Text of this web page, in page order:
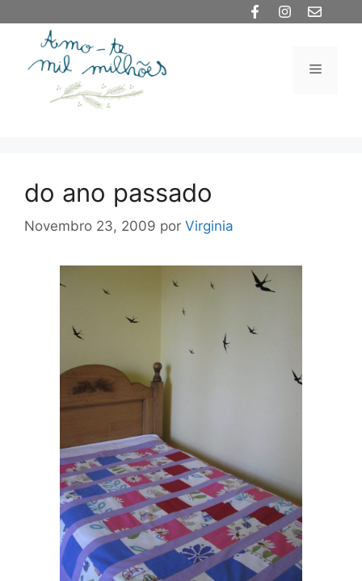
conteúdo
Menu
do ano passado
Novembro 23, 2009 por Virginia